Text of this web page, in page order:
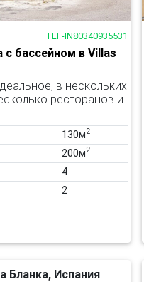
TLF-IN80340935531
с бассейном в Villas
в нескольких
ресторанов и
130м2
200м2
4
2
Бланка, Испания